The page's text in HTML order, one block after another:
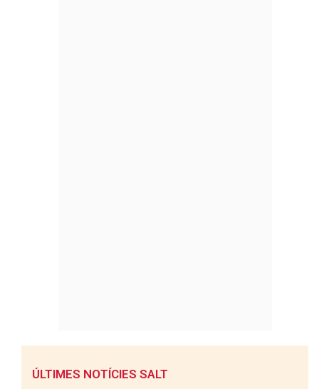
ÚLTIMES NOTÍCIES SALT